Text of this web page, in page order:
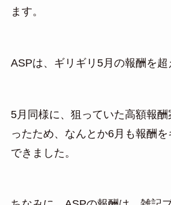
ます。
ASPは、ギリギリ5月の報酬を超
5月同様に、狙っていた高額報
ったため、なんとか6月も報酬
できました。